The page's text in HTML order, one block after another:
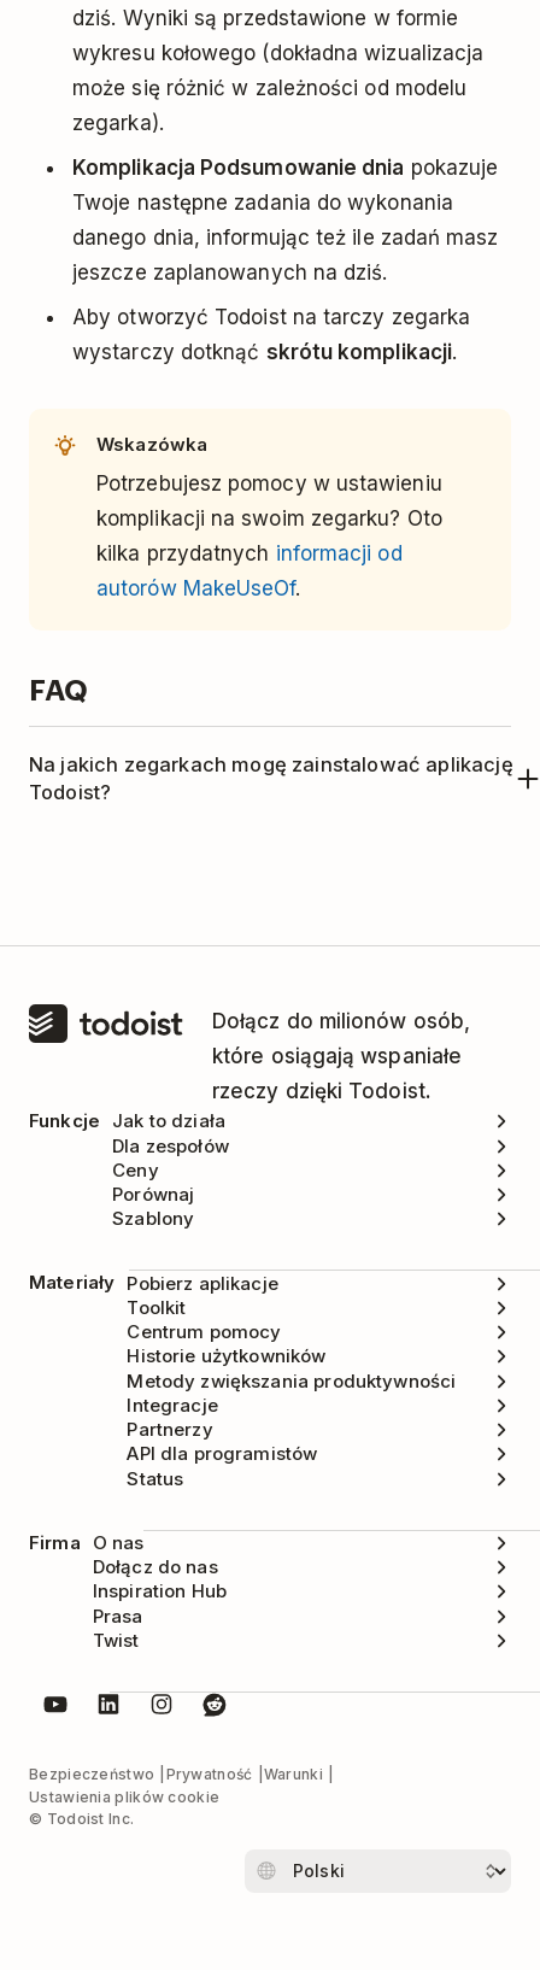
dziś. Wyniki są przedstawione w formie
wykresu kołowego (dokładna wizualizacja
może się różnić w zależności od modelu
zegarka).
Komplikacja Podsumowanie dnia pokazuje
Twoje następne zadania do wykonania
danego dnia, informując też ile zadań masz
jeszcze zaplanowanych na dziś.
Aby otworzyć Todoist na tarczy zegarka
wystarczy dotknąć skrótu komplikacji.
Wskazówka
Potrzebujesz pomocy w ustawieniu
komplikacji na swoim zegarku? Oto
kilka przydatnych informacji od
autorów MakeUseOf.
FAQ
Na jakich zegarkach mogę zainstalować aplikację
Todoist?
OS, Color OS, Tizen, Zepp OS, Fitbit OS, etc.)nie
Dołącz do milionów osób,
które osiągają wspaniałe
rzeczy dzięki Todoist.
Funkcje
Jak to działa
Dla zespołów
Ceny
Porównaj
Szablony
Materiały Pobierz aplikacje
Toolkit
Centrum pomocy
Historie użytkowników
Metody zwiększania produktywności
Integracje
Partnerzy
API dla programistów
Status
Firma
O nas
Dołącz do nas
Inspiration Hub
Prasa
Twist
Bezpieczeństwo Prywatność
Warunki
Ustawienia plików cookie
© Todoist Inc.